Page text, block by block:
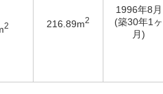
2 216.89m2
1996年8月
(築30年1ヶ
月)